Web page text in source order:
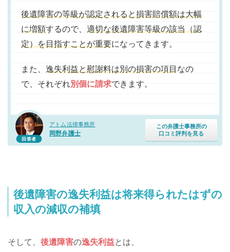
回答者
アトム法律事務所
岡野弁護士
この弁護士事務所の
口コミ評判を見る
後遺障害の等級が認定されると損害賠償額は大幅
に増額するので、 適切な後遺障害等級の該当（認
定）を目指すことが重要になってきます。
また、 逸失利益と慰謝料は別の損害の項目なの
で、それぞれ別個に請求できます。
後遺障害の逸失利益は将来得られたはずの
収入の減収の補填
そして、 後遺障害の逸失利益とは、